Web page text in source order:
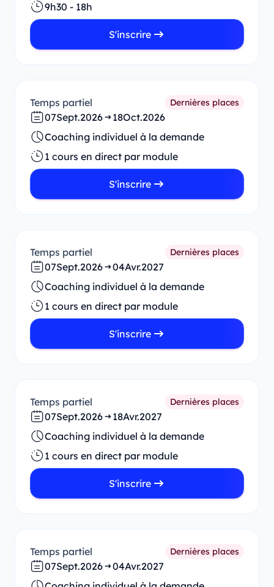
9h30 - 18h
S'inscrire
Temps partiel Dernières places
07Sept.2026 18Oct.2026
Coaching individuel à la demande
1 cours en direct par module
S'inscrire
Temps partiel Dernières places
07Sept.2026 04Avr.2027
Coaching individuel à la demande
1 cours en direct par module
S'inscrire
Temps partiel Dernières places
07Sept.2026 18Avr.2027
Coaching individuel à la demande
1 cours en direct par module
S'inscrire
Temps partiel Dernières places
07Sept.2026 04Avr.2027